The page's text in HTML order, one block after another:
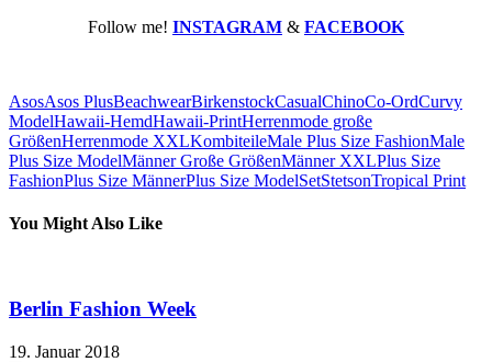
Follow me! INSTAGRAM & FACEBOOK
AsosAsos PlusBeachwearBirkenstockCasualChinoCo-OrdCurvy
ModelHawaii-HemdHawaii-PrintHerrenmode große
GrößenHerrenmode XXLKombiteileMale Plus Size FashionMale
Plus Size ModelMänner Große GrößenMänner XXLPlus Size
FashionPlus Size MännerPlus Size ModelSetStetsonTropical Print
You Might Also Like
Berlin Fashion Week
19. Januar 2018